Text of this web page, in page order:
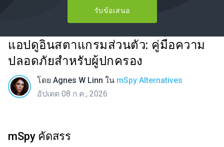
รับข้อเสนอ
แอปดูอินสตาแกรมส่วนตัว: คู่มือความ
ปลอดภัยสำหรับผู้ปกครอง
โดย Agnes W Linn ใน mSpy Alternatives
อัปเดต 08 ก.ค., 2026
mSpy คัดสรร